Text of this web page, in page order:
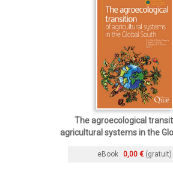
The agroecological
agricultural systems in the
eBook 0,00 € (gratuit)